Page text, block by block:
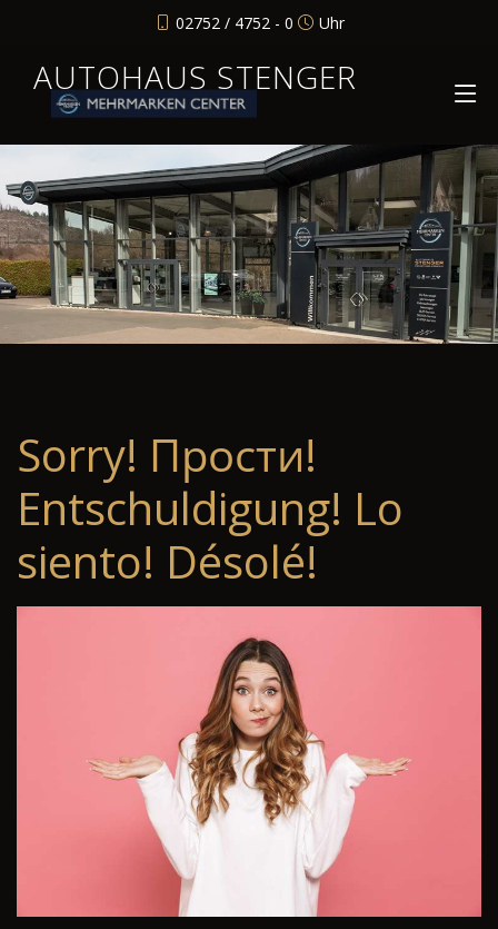
02752 / 4752 - 0 Uhr
AUTOHAUS STENGER
Sorry! Прости!
Entschuldigung! Lo
siento! Désolé!